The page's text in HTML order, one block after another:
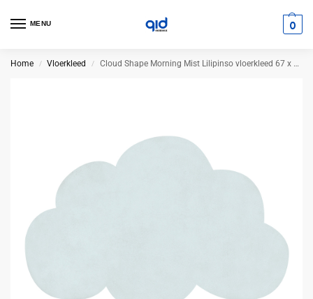
MENU 0
Home / Vloerkleed / Cloud Shape Morning Mist Lilipinso vloerkleed 67 x 100 cm